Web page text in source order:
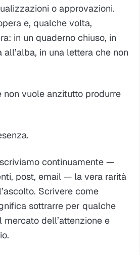
o approvazioni.
e, qualche volta,
in un quaderno chiuso, in
in una lettera che non
non vuole anzitutto produrre
continuamente —
post, email — la vera rarità
Scrivere come
sottrarre per qualche
dell’attenzione e